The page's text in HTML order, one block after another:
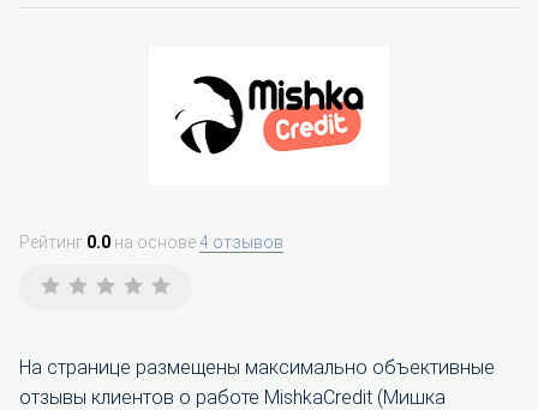
Рейтинг 0.0 на основе4 отзывов
На странице размещены максимально объективные
отзывы клиентов о работе MishkaCredit (Мишка